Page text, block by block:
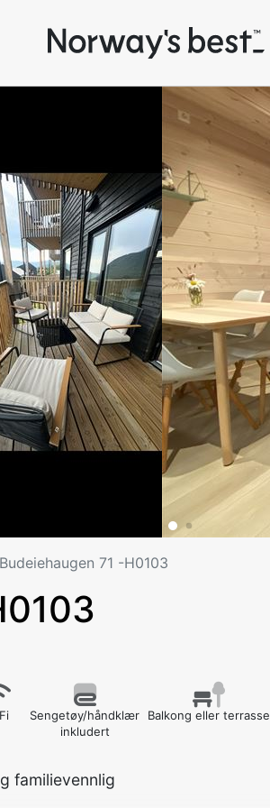
Budeiehaugen 71 -H0103
Sengetøy/håndklær
inkludert
Balkong eller terrasse
familievennlig